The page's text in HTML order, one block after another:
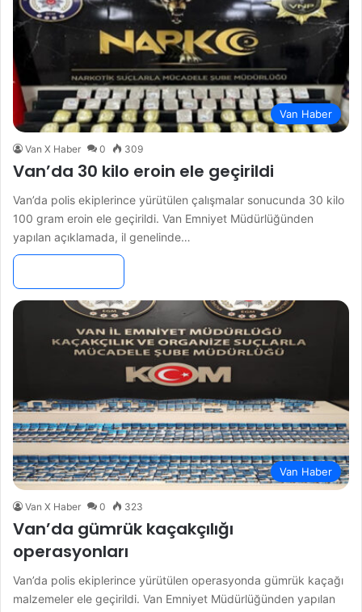
Van Haber
Van X Haber 0 309
Van’da 30 kilo eroin ele geçirildi
Van’da polis ekiplerince yürütülen çalışmalar sonucunda 30 kilo
100 gram eroin ele geçirildi. Van Emniyet Müdürlüğünden
yapılan açıklamada, il genelinde…
Van Haber
Van X Haber 0 323
Van’da gümrük kaçakçılığı
operasyonları
Van’da polis ekiplerince yürütülen operasyonda gümrük kaçağı
malzemeler ele geçirildi. Van Emniyet Müdürlüğünden yapılan